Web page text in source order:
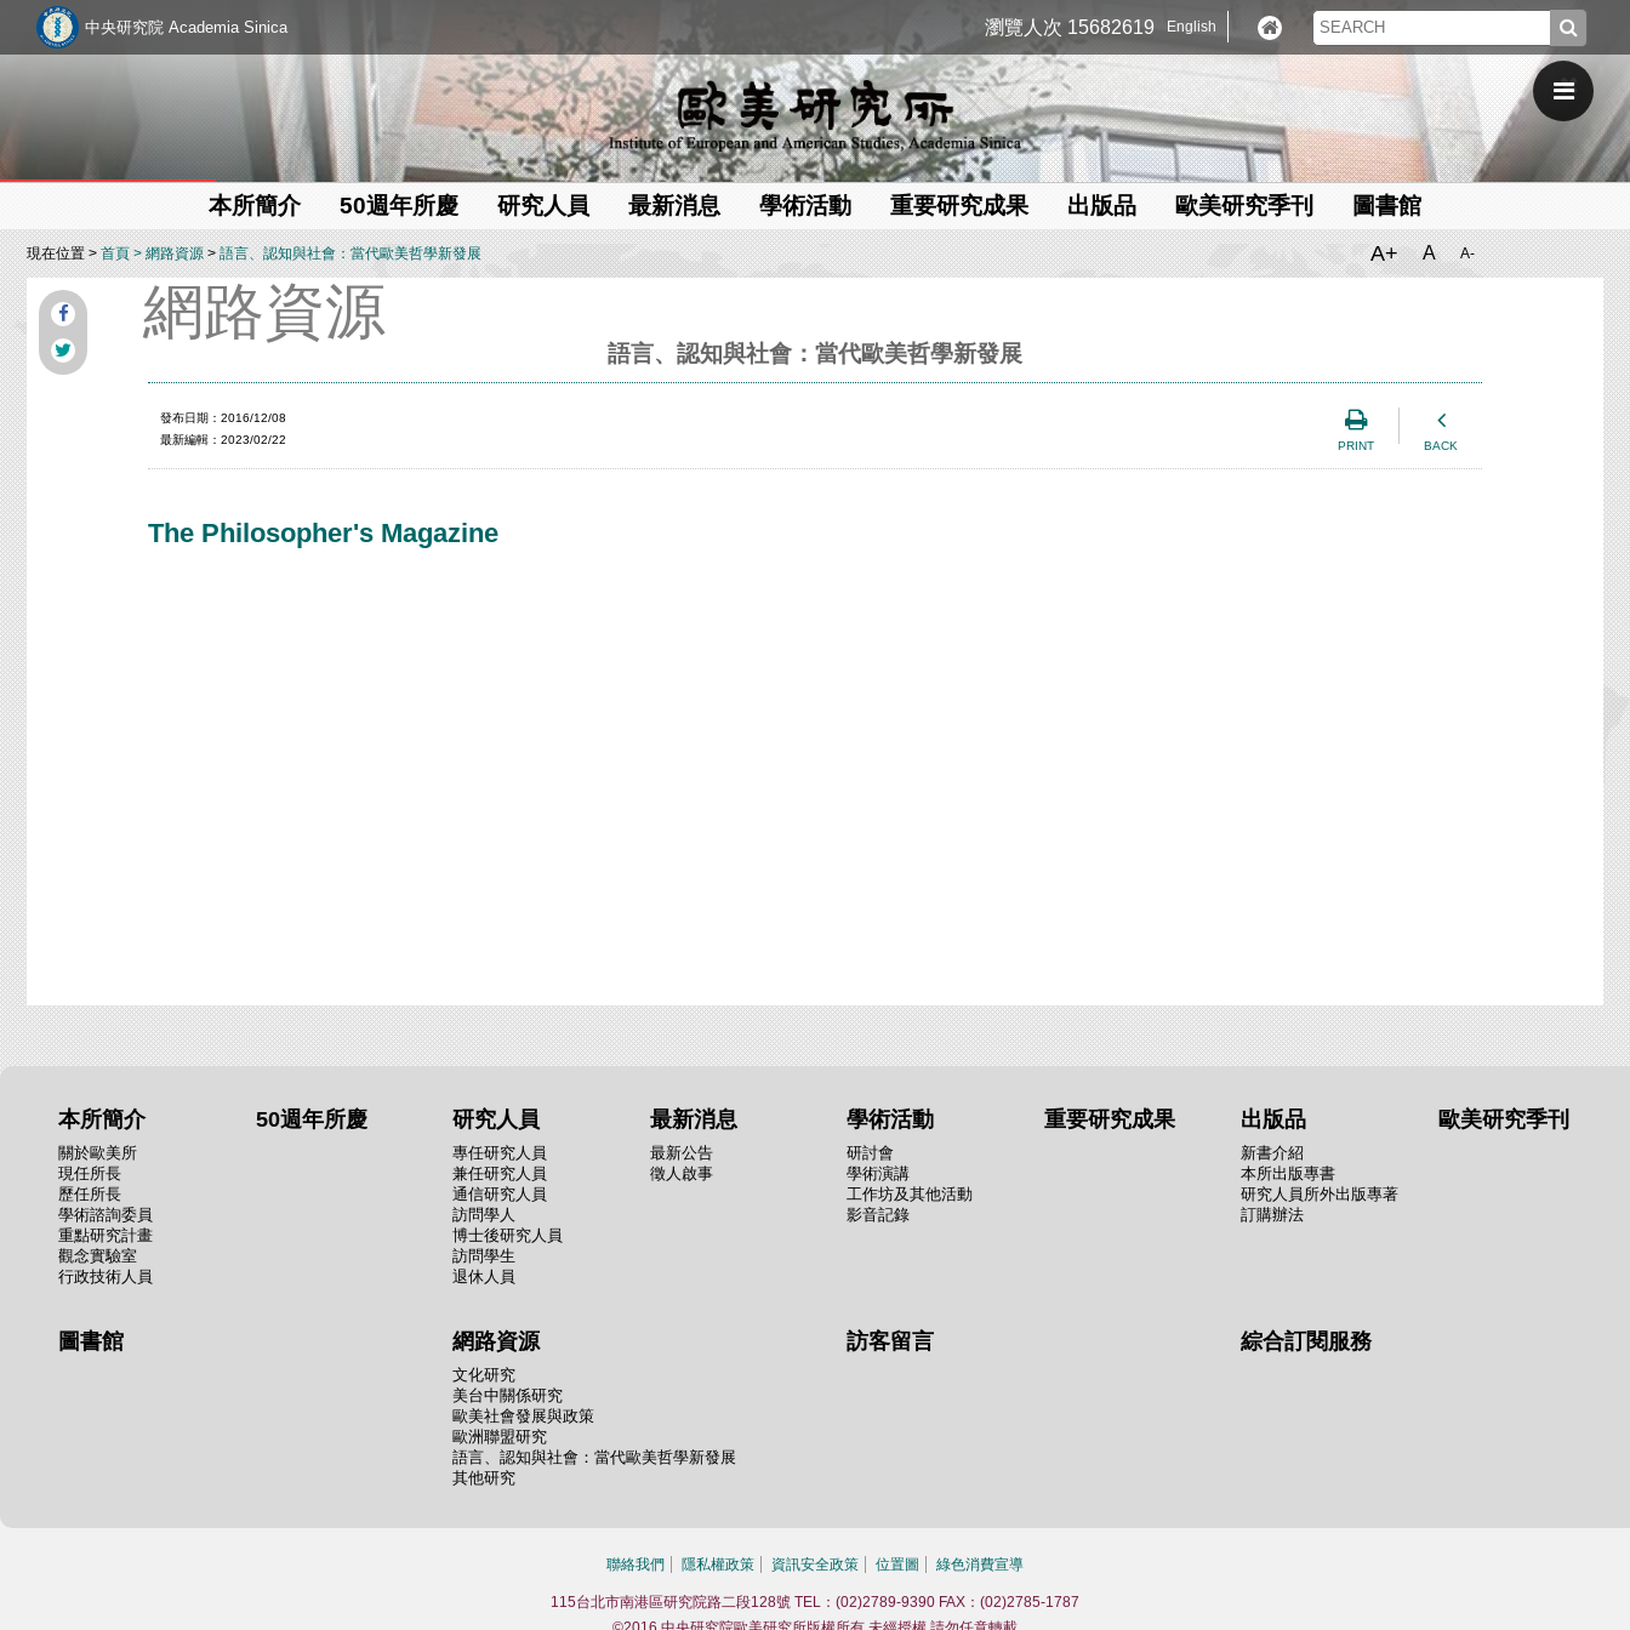
中央研究院 Academia Sinica 瀏覽人次 15682619 English
本所簡介 50週年所慶 研究人員 最新消息 學術活動 重要研究成果 出版品 歐美研究季刊 圖書館
現在位置 >首頁 >網路資源>語言、認知與社會：當代歐美哲學新發展 A+ A A-
網路資源
語言、認知與社會：當代歐美哲學新發展
PRINT BACK
發布日期：2016/12/08
最新編輯：2023/02/22
The Philosopher's Magazine
本所簡介
關於歐美所
現任所長
歷任所長
學術諮詢委員
重點研究計畫
觀念實驗室
行政技術人員
50週年所慶 研究人員
專任研究人員
兼任研究人員
通信研究人員
訪問學人
博士後研究人員
訪問學生
退休人員
最新消息
最新公告
徵人啟事
學術活動
研討會
學術演講
工作坊及其他活動
影音記錄
重要研究成果 出版品
新書介紹
本所出版專書
研究人員所外出版專著
訂購辦法
歐美研究季刊
圖書館 網路資源
文化研究
美台中關係研究
歐美社會發展與政策
歐洲聯盟研究
語言、認知與社會：當代歐美哲學新發展
其他研究
訪客留言 綜合訂閱服務
聯絡我們 隱私權政策 資訊安全政策 位置圖 綠色消費宣導
115台北市南港區研究院路二段128號 TEL：(02)2789-9390 FAX：(02)2785-1787